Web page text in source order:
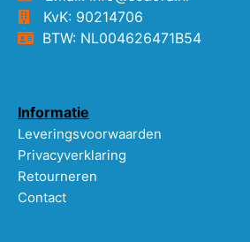
KvK: 90214706
BTW: NL004626471B54
Informatie
Leveringsvoorwaarden
Privacyverklaring
Retourneren
Contact